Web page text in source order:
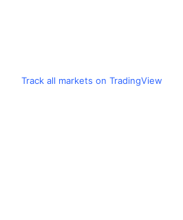
Track all markets on TradingView